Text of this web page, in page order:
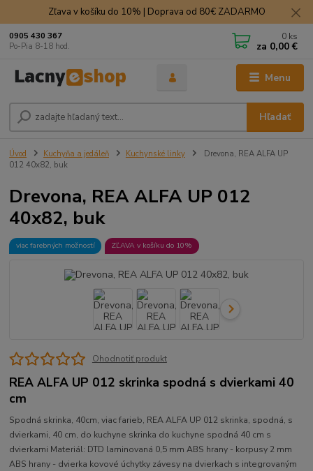
Zľava v košíku do 10% | Doprava od 80€ ZADARMO
Menu
Hľadať
0905 430 367
Po-Pia 8-18 hod.
0 ks
za 0,00 €
Úvod Kuchyňa a jedáleň Kuchynské linky
Drevona, REA ALFA UP
012 40x82, buk
Drevona, REA ALFA UP 012
40x82, buk
viac farebných možností ZĽAVA v košíku do 10%
Ohodnotiť produkt
REA ALFA UP 012 skrinka spodná s dvierkami 40
cm
Spodná skrinka, 40cm, viac farieb, REA ALFA UP 012 skrinka, spodná, s
dvierkami, 40 cm, do kuchyne skrinka do kuchyne spodná 40 cm s
dvierkami Materiál: DTD laminovaná 0,5 mm ABS hrany - korpusy 2 mm
ABS hrany - dvierka kovové úchytky závesy na dvierkach s integrovaným